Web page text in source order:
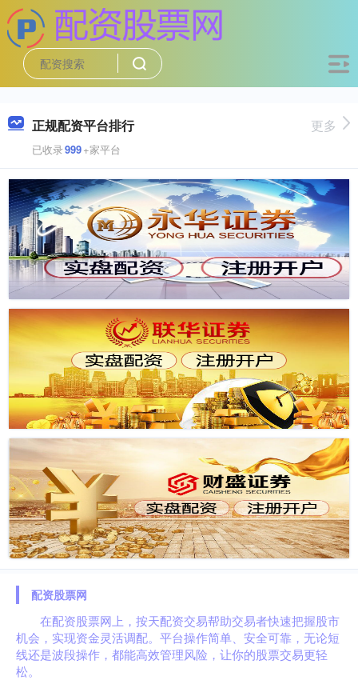
正规配资平台排行
已收录999+家平台
更多
配资股票网
在配资股票网上，按天配资交易帮助交易者快速把握股市
机会，实现资金灵活调配。平台操作简单、安全可靠，无论短
线还是波段操作，都能高效管理风险，让你的股票交易更轻
松。